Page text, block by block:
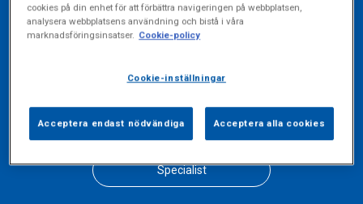
Hitta det du söker
Specialist
cookies på din enhet för att förbättra navigeringen på webbplatsen,
analysera webbplatsens användning och bistå i våra
marknadsföringsinsatser. Cookie-policy
Cookie-inställningar
Acceptera endast nödvändiga Acceptera alla cookies